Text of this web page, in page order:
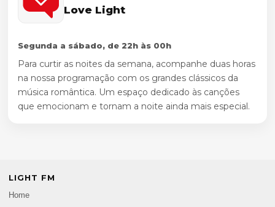
Love Light
Segunda a sábado, de 22h às 00h
Para curtir as noites da semana, acompanhe duas horas
na nossa programação com os grandes clássicos da
música romântica. Um espaço dedicado às canções
que emocionam e tornam a noite ainda mais especial.
LIGHT FM
Home